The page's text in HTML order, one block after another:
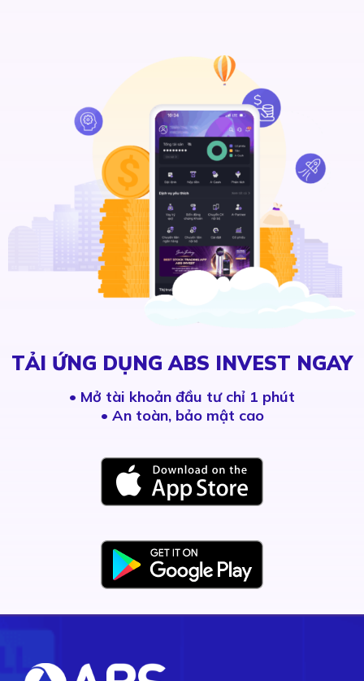
TẢI ỨNG DỤNG ABS INVEST NGAY
• Mở tài khoản đầu tư chỉ 1 phút
• An toàn, bảo mật cao